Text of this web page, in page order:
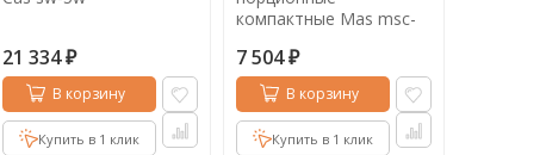
21 334 ₽
В корзину
Купить в 1 клик
компактные Mas msc-
7 504 ₽
В корзину
Купить в 1 клик